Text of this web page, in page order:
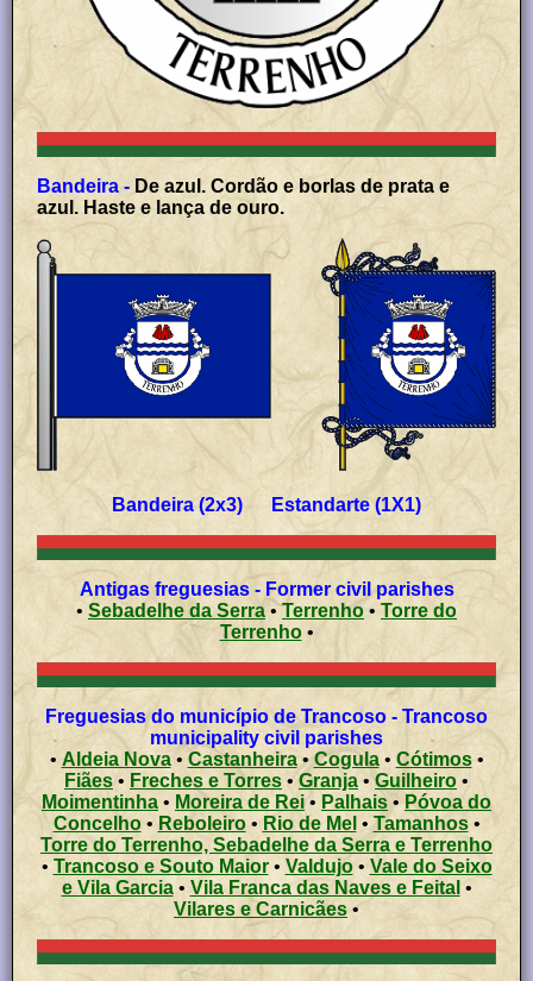
Bandeira - De azul. Cordão e borlas de prata e
azul. Haste e lança de ouro.
Bandeira (2x3) Estandarte (1X1)
Antigas freguesias - Former civil parishes
•
Sebadelhe da Serra •Terrenho • Torre do
Terrenho•
Freguesias do município de Trancoso - Trancoso
municipality civil parishes
• Aldeia Nova • Castanheira•Cogula • Cótimos •
Fiães • Freches e Torres •Granja •Guilheiro •
Moimentinha • Moreira de Rei • Palhais •Póvoa do
Concelho• Reboleiro•Rio de Mel •Tamanhos•
Torre do Terrenho, Sebadelhe da Serra e Terrenho
• Trancoso e Souto Maior• Valdujo• Vale do Seixo
e Vila Garcia• Vila Franca das Naves e Feital •
Vilares e Carnicães •